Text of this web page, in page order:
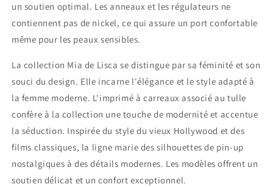
un soutien optimal. Les anneaux et les régulateurs ne
contiennent pas de nickel, ce qui assure un port confortable
même pour les peaux sensibles.
La collection Mia de Lisca se distingue par sa féminité et son
souci du design. Elle incarne l'élégance et le style adapté à
la femme moderne. L'imprimé à carreaux associé au tulle
confère à la collection une touche de modernité et accentue
la séduction. Inspirée du style du vieux Hollywood et des
films classiques, la ligne marie des silhouettes de pin-up
nostalgiques à des détails modernes. Les modèles offrent un
soutien délicat et un confort exceptionnel.